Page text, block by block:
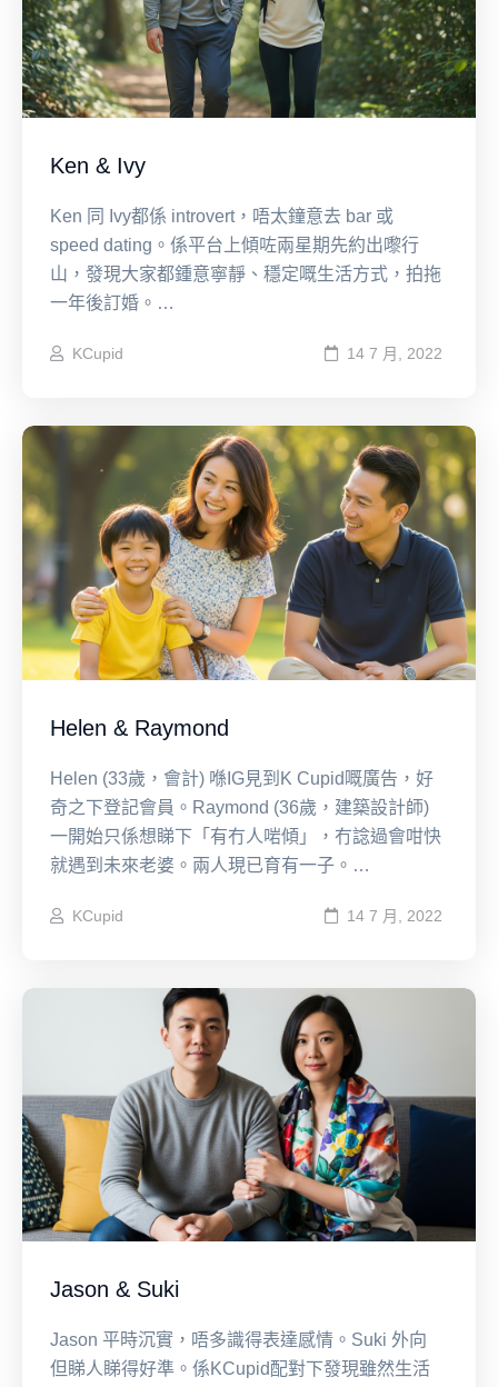
Ken & Ivy
Ken 同 Ivy都係 introvert，唔太鐘意去 bar 或
speed dating。係平台上傾咗兩星期先約出嚟行
山，發現大家都鍾意寧靜、穩定嘅生活方式，拍拖
一年後訂婚。…
KCupid 14 7 月, 2022
Helen & Raymond
Helen (33歲，會計) 喺IG見到K Cupid嘅廣告，好
奇之下登記會員。Raymond (36歲，建築設計師)
一開始只係想睇下「有冇人啱傾」，冇諗過會咁快
就遇到未來老婆。兩人現已育有一子。…
KCupid 14 7 月, 2022
Jason & Suki
Jason 平時沉實，唔多識得表達感情。Suki 外向
但睇人睇得好準。係KCupid配對下發現雖然生活